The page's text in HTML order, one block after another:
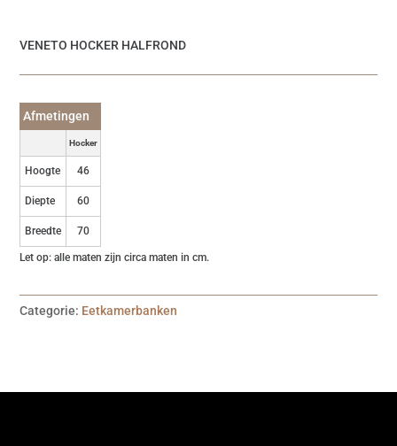
VENETO HOCKER HALFROND
Afmetingen
Hocker
Hoogte 46
Diepte 60
Breedte 70
Let op: alle maten zijn circa maten in cm.
Categorie: Eetkamerbanken